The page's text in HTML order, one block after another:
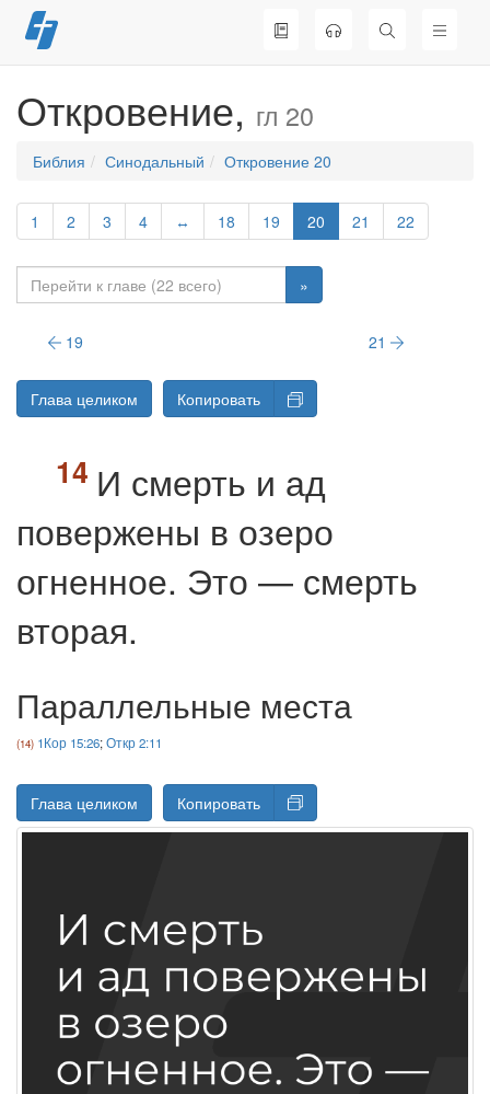
Перейти
к
Откровение, гл 20
Библия Синодальный Откровение 20
1 2 3 4 ↔ 18 19 20 21 22
»
19 21
Глава целиком Копировать
И смерть и ад
повержены в озеро
огненное. Это — смерть
вторая.
Параллельные места
1Кор 15:26;Откр 2:11
Глава целиком Копировать